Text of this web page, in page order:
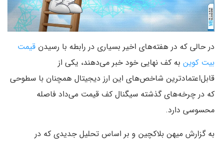
در حالی که در هفته‌های اخیر بسیاری در رابطه با رسیدن قیمت
بیت کوین به کف نهایی خود خبر می‌دهند، یکی از
قابل‌اعتمادترین شاخص‌های این ارز دیجیتال همچنان با سطوحی
که در چرخه‌های گذشته سیگنال کف قیمت می‌داد فاصله
محسوسی دارد.
به گزارش میهن بلاکچین و بر اساس تحلیل جدیدی که در